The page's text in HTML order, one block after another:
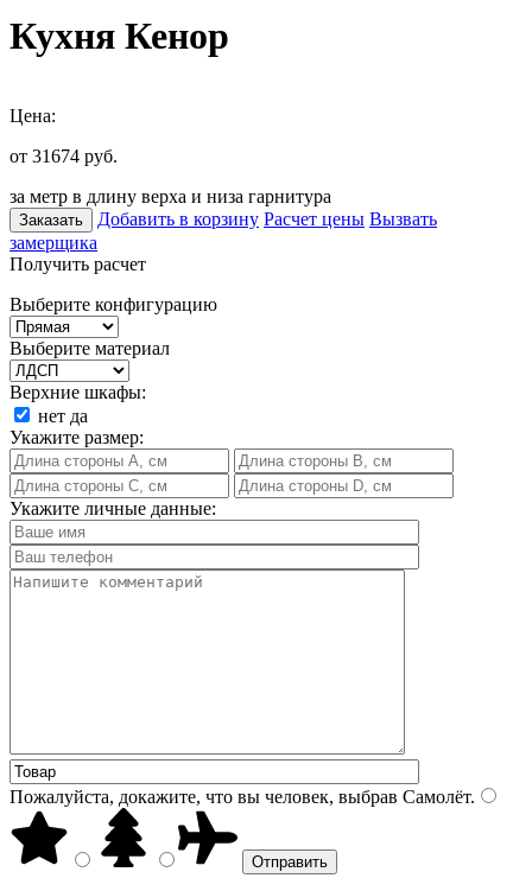
Кухня Кенор
Цена:
от 31674 руб.
за метр в длину верха и низа гарнитура
Заказать Добавить в корзину Расчет цены Вызвать
замерщика
Получить расчет
Выберите конфигурацию
Выберите материал
Верхние шкафы:
нет да
Укажите размер:
Укажите личные данные:
Пожалуйста, докажите, что вы человек, выбрав Самолёт.